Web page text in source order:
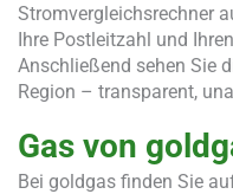
Stromvergleichsrechner
Ihre Postleitzahl und
Anschließend sehen Sie
Region – transparent,
Gas von
Bei goldgas finden Sie